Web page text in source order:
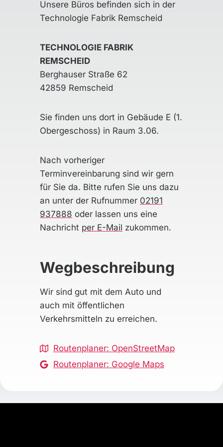
Unsere Büros befinden sich in der
Technologie Fabrik Remscheid
TECHNOLOGIE FABRIK
REMSCHEID
Berghauser Straße 62
42859 Remscheid
Sie finden uns dort in Gebäude E (1.
Obergeschoss) in Raum 3.06.
Nach vorheriger
Terminvereinbarung sind wir gern
für Sie da. Bitte rufen Sie uns dazu
an unter der Rufnummer 02191
937888 oder lassen uns eine
Nachricht per E-Mail zukommen.
Wegbeschreibung
Wir sind gut mit dem Auto und
auch mit öffentlichen
Verkehrsmitteln zu erreichen.
Routenplaner: OpenStreetMap
Routenplaner: Google Maps